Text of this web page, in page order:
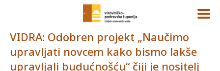
VIDRA: Odobren projekt „Naučimo
upravljati novcem kako bismo lakše
upravljali budućnošću“ čiji je nositelj